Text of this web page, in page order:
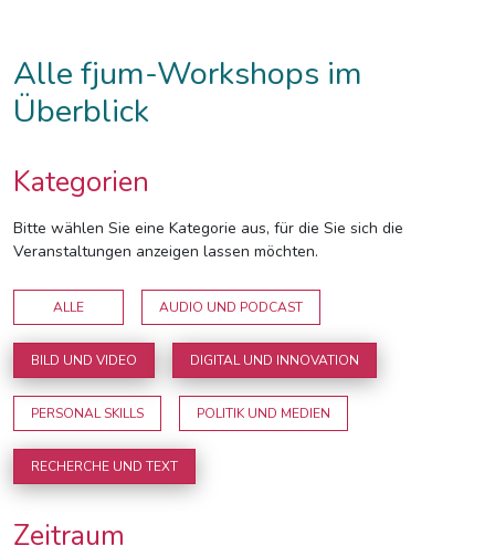
Alle fjum-Workshops im
Überblick
Kategorien
Bitte wählen Sie eine Kategorie aus, für die Sie sich die
Veranstaltungen anzeigen lassen möchten.
ALLE AUDIO UND PODCAST
BILD UND VIDEO DIGITAL UND INNOVATION
PERSONAL SKILLS POLITIK UND MEDIEN
RECHERCHE UND TEXT
Zeitraum